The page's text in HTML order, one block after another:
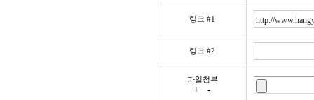
링크 #1
링크 #2
파일첨부
+ -